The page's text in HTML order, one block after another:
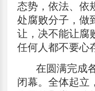
态势，依法、依
处腐败分子，做
让，决不能让腐
任何人都不要心
在圆满完成
闭幕。全体起立